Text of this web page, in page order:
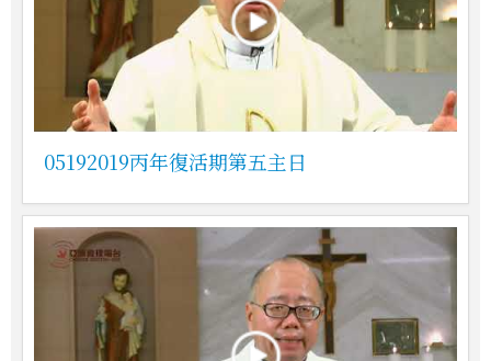
05192019丙年復活期第五主日